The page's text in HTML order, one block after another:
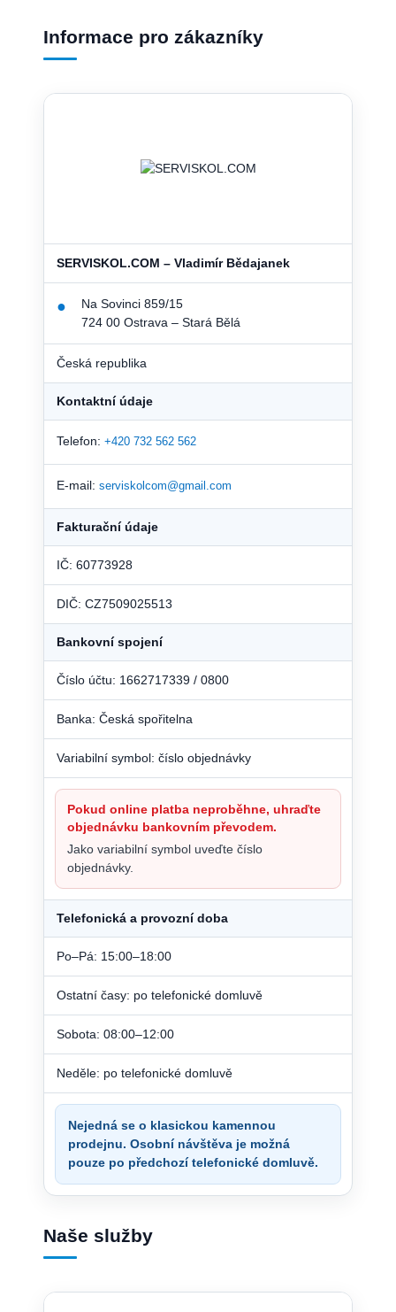
Informace pro zákazníky
SERVISKOL.COM – Vladimír Bědajanek
●
Na Sovinci 859/15
724 00 Ostrava – Stará Bělá
Česká republika
Kontaktní údaje
Telefon: +420 732 562 562
E-mail: serviskolcom@gmail.com
Fakturační údaje
IČ: 60773928
DIČ: CZ7509025513
Bankovní spojení
Číslo účtu: 1662717339 / 0800
Banka: Česká spořitelna
Variabilní symbol: číslo objednávky
Pokud online platba neproběhne, uhraďte
objednávku bankovním převodem.
Jako variabilní symbol uveďte číslo
objednávky.
Telefonická a provozní doba
Po–Pá: 15:00–18:00
Ostatní časy: po telefonické domluvě
Sobota: 08:00–12:00
Neděle: po telefonické domluvě
Nejedná se o klasickou kamennou
prodejnu. Osobní návštěva je možná
pouze po předchozí telefonické domluvě.
Naše služby